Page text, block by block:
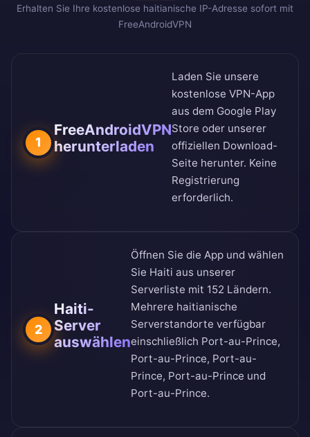
Erhalten Sie Ihre kostenlose haitianische IP-Adresse sofort mit
FreeAndroidVPN
1
FreeAndroidVPN
herunterladen
Laden Sie unsere
kostenlose VPN-App
aus dem Google Play
Store oder unserer
offiziellen Download-
Seite herunter. Keine
Registrierung
erforderlich.
2
Haiti-
Server
auswählen
Öffnen Sie die App und wählen
Sie Haiti aus unserer
Serverliste mit 152 Ländern.
Mehrere haitianische
Serverstandorte verfügbar
einschließlich Port-au-Prince,
Port-au-Prince, Port-au-
Prince, Port-au-Prince und
Port-au-Prince.